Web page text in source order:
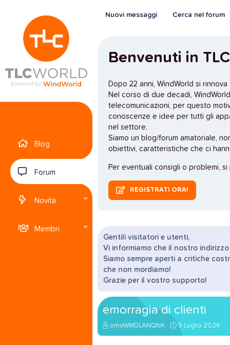
Blog
Forum
Novità
Membri
Nuovi messaggi Cerca nel forum
Benvenuti in
Dopo 22 anni, WindWorld si
Nel corso di due decadi,
telecomunicazioni, per questo
conoscenze e idee per tutti gli
nel settore.
Siamo un blog/forum amatoriale,
obiettivi, caratteristiche che ci
Per eventuali consigli o problemi,
REGISTRATI ORA!
Gentili visitatori e utenti,
Vi informiamo che il nostro
Siamo sempre aperti a critiche
che non mordiamo!
Grazie per il vostro supporto!
emorragia di clienti
A
u
omoWMDLANQfvK
D
a
5 Luglio 2024